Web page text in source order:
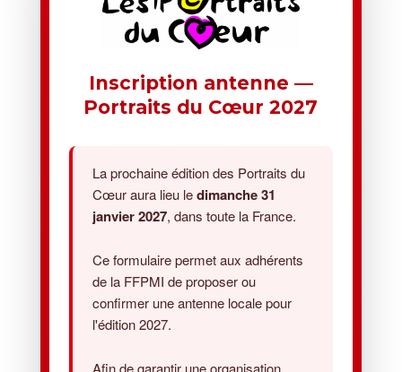
Inscription antenne —
Portraits du Cœur 2027
La prochaine édition des Portraits du
Cœur aura lieu ledimanche 31
janvier 2027, dans toute la France.
Ce formulaire permet aux adhérents
de la FFPMI de proposer ou
confirmer une antenne locale pour
l'édition 2027.
Afin de garantir une organisation